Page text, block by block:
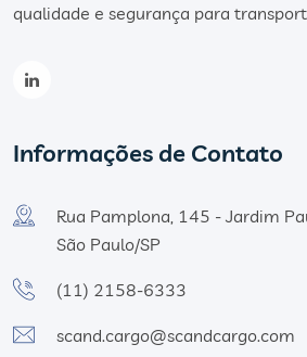
qualidade e segurança para
Informações de Contato
Rua Pamplona, 145 - Jardim
São Paulo/SP
(11) 2158-6333
scand.cargo@scandcargo.com